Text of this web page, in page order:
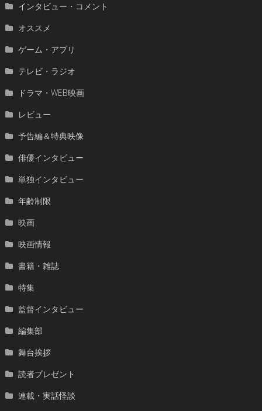
インタビュー・コメント
オススメ
ゲーム・アプリ
テレビ・ラジオ
ドラマ・WEB映画
レビュー
予告編＆特典映像
俳優インタビュー
単独インタビュー
年齢制限
映画
映画情報
書籍・雑誌
特集
監督インタビュー
編集部
舞台挨拶
読者プレゼント
連載・実話怪談